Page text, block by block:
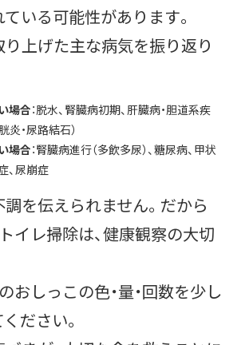
いる可能性があります。
り上げた主な病気を振り返り
場合：脱水、腎臓病初期、肝臓病・胆道系疾
炎・尿路結石）
場合：腎臓病進行（多飲多尿）、糖尿病、甲状
、尿崩症
を伝えられません。だから
イレ掃除は、健康観察の大切
おしっこの色・量・回数を少し
ださい。